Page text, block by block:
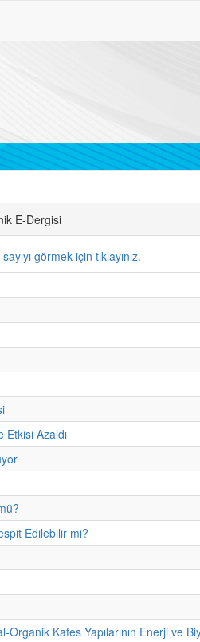
E-Dergisi
görmek için tıklayınız.
Etkisi Azaldı
Edilebilir mi?
Organik Kafes Yapılarının Enerji ve